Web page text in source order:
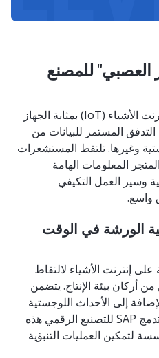
العصبي" للمصنع
في عصر الصناعة 4.0، يعمل إنترنت الأشياء (IoT) بمثابة الجهاز
المستمر للبيانات من
وغيرها. تلتقط المستشعرات
المعلومات الهامة
وسير العمل التكيفي
واسع.
الورشة في الوقت
إنترنت الأشياء لالتقاط
أركان بيئة الإنتاج. يتضمن
إلى الأحداث اللوجستية
والظروف البيئية وجودة الإنتاج. تدمج SAP للتصنيع الرقمي هذه
لتمكين العمليات التنبؤية